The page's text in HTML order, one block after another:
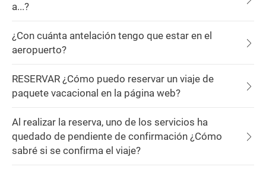
a...?
¿Con cuánta antelación tengo que estar en el
aeropuerto?
RESERVAR ¿Cómo puedo reservar un viaje de
paquete vacacional en la página web?
Al realizar la reserva, uno de los servicios ha
quedado de pendiente de confirmación ¿Cómo
sabré si se confirma el viaje?